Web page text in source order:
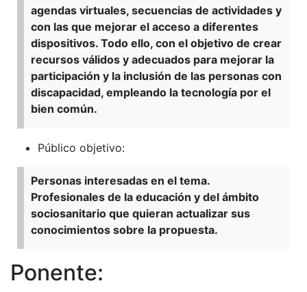
agendas virtuales, secuencias de actividades y
con las que mejorar el acceso a diferentes
dispositivos. Todo ello, con el objetivo de crear
recursos válidos y adecuados para mejorar la
participación y la inclusión de las personas con
discapacidad, empleando la tecnología por el
bien común.
Público objetivo:
Personas interesadas en el tema.
Profesionales de la educación y del ámbito
sociosanitario que quieran actualizar sus
conocimientos sobre la propuesta.
Ponente: